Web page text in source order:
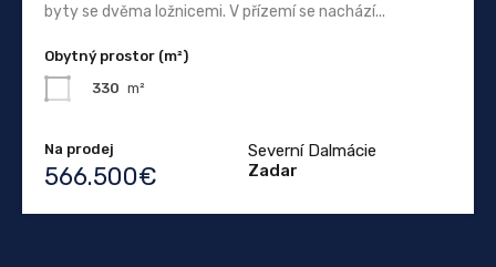
byty se dvěma ložnicemi. V přízemí se nachází...
Obytný prostor (m²)
330 m²
Na prodej
566.500€
Severní Dalmácie
Zadar